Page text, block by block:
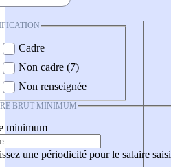
Cadre
Non cadre (7)
Non renseignée
BRUT MINIMUM
minimum
une périodicité pour le salaire saisi